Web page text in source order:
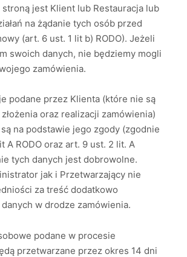
jest Klient lub Restauracja lub
na żądanie tych osób przed
(art. 6 ust. 1 lit b) RODO). Jeżeli
swoich danych, nie będziemy mogli
zamówienia.
podane przez Klienta (które nie są
oraz realizacji zamówienia)
na podstawie jego zgody (zgodnie
A RODO oraz art. 9 ust. 2 lit. A
tych danych jest dobrowolne.
jak i Przetwarzający nie
za treść dodatkowo
w drodze zamówienia.
podane w procesie
przetwarzane przez okres 14 dni